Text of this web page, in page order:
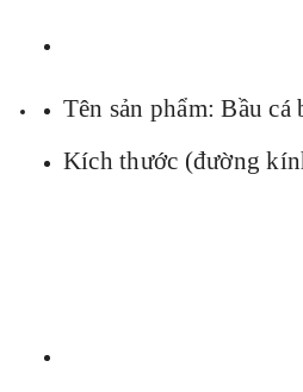
Tên sản phẩm: Bầu cá
Kích thước (đường